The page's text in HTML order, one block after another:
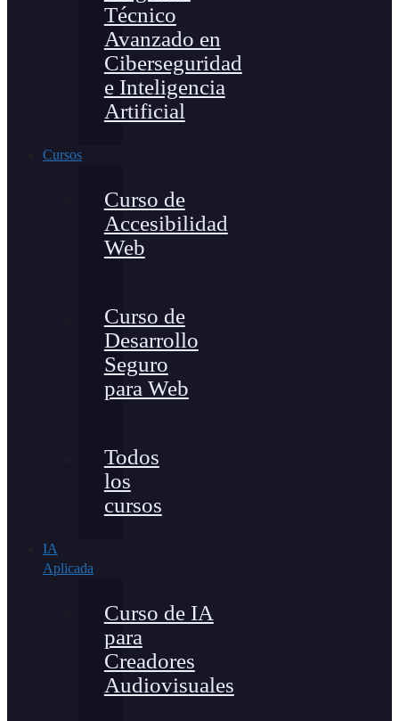
Técnico
Avanzado en
Ciberseguridad
e Inteligencia
Artificial
Cursos
Curso de
Accesibilidad
Web
Curso de
Desarrollo
Seguro
para Web
Todos
los
cursos
IA
Aplicada
Curso de IA
para
Creadores
Audiovisuales